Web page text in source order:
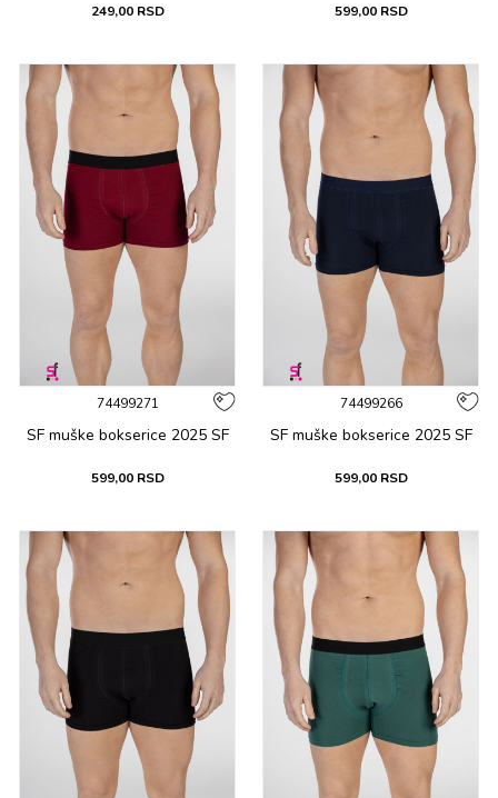
249,00 RSD 599,00 RSD
74499271
SF muške bоksеricе 2025 SF
599,00 RSD
74499266
SF muške bоksеricе 2025 SF
599,00 RSD